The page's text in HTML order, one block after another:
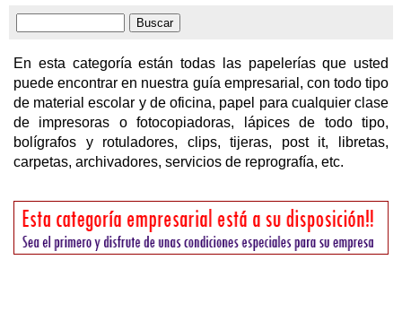
En esta categoría están todas las papelerías que usted
puede encontrar en nuestra guía empresarial, con todo tipo
de material escolar y de oficina, papel para cualquier clase
de impresoras o fotocopiadoras, lápices de todo tipo,
bolígrafos y rotuladores, clips, tijeras, post it, libretas,
carpetas, archivadores, servicios de reprografía, etc.